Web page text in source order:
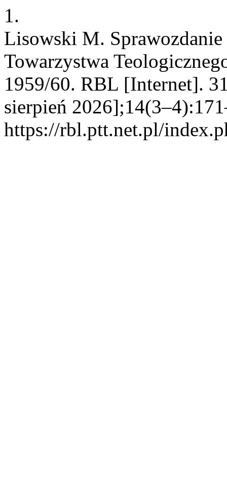
1.
Lisowski M. Sprawozdanie
Towarzystwa
1959/60. RBL [Internet].
sierpień
https://rbl.ptt.net.pl/